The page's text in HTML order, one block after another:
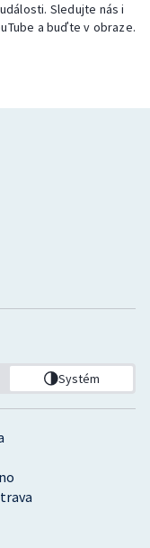
Sledujte nás i
a buďte v obraze.
Systém